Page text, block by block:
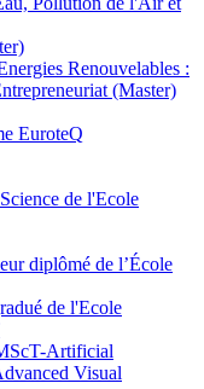
Renouvelables :
(Master)
EuroteQ
de l'Ecole
diplômé de l’École
de l'Ecole
Artificial
Visual